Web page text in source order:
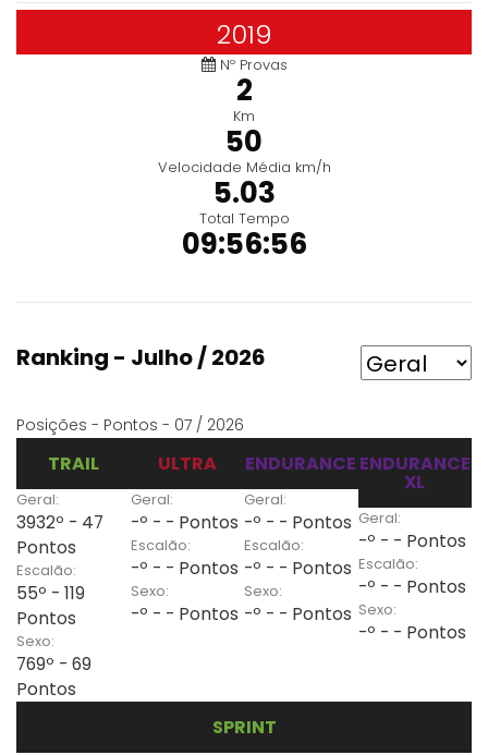
2019
Nº Provas
2
Km
50
Velocidade Média km/h
5.03
Total Tempo
09:56:56
Ranking - Julho / 2026
Posições - Pontos - 07 / 2026
TRAIL
Geral:
3932º - 47
Pontos
Escalão:
55º - 119
Pontos
Sexo:
769º - 69
Pontos
ULTRA
Geral:
-º - - Pontos
Escalão:
-º - - Pontos
Sexo:
-º - - Pontos
ENDURANCE
Geral:
-º - - Pontos
Escalão:
-º - - Pontos
Sexo:
-º - - Pontos
ENDURANCE
XL
Geral:
-º - - Pontos
Escalão:
-º - - Pontos
Sexo:
-º - - Pontos
SPRINT